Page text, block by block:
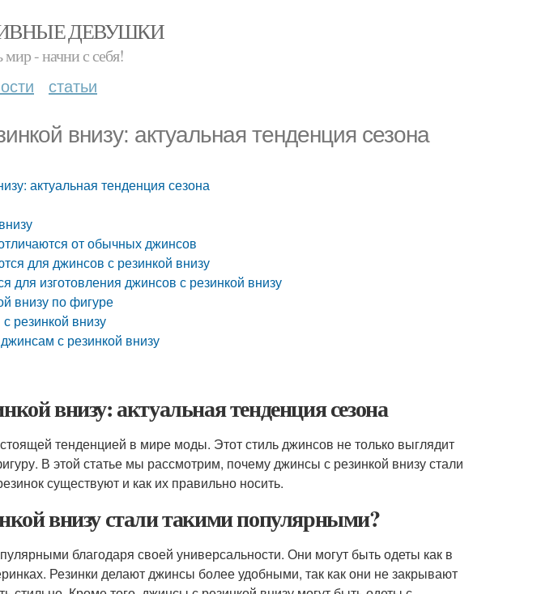
ДЕВУШКИ
- начни с себя!
статьи
внизу: актуальная тенденция сезона
актуальная тенденция сезона
от обычных джинсов
для джинсов с резинкой внизу
для изготовления джинсов с резинкой внизу
внизу по фигуре
резинкой внизу
с резинкой внизу
внизу: актуальная тенденция сезона
тенденцией в мире моды. Этот стиль джинсов не только выглядит
В этой статье мы рассмотрим, почему джинсы с резинкой внизу стали
существуют и как их правильно носить.
внизу стали такими популярными?
благодаря своей универсальности. Они могут быть одеты как в
Резинки делают джинсы более удобными, так как они не закрывают